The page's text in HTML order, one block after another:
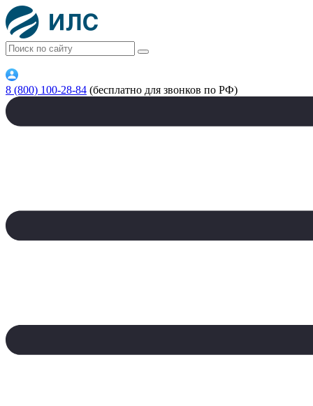
8 (800) 100-28-84 (бесплатно для звонков по РФ)